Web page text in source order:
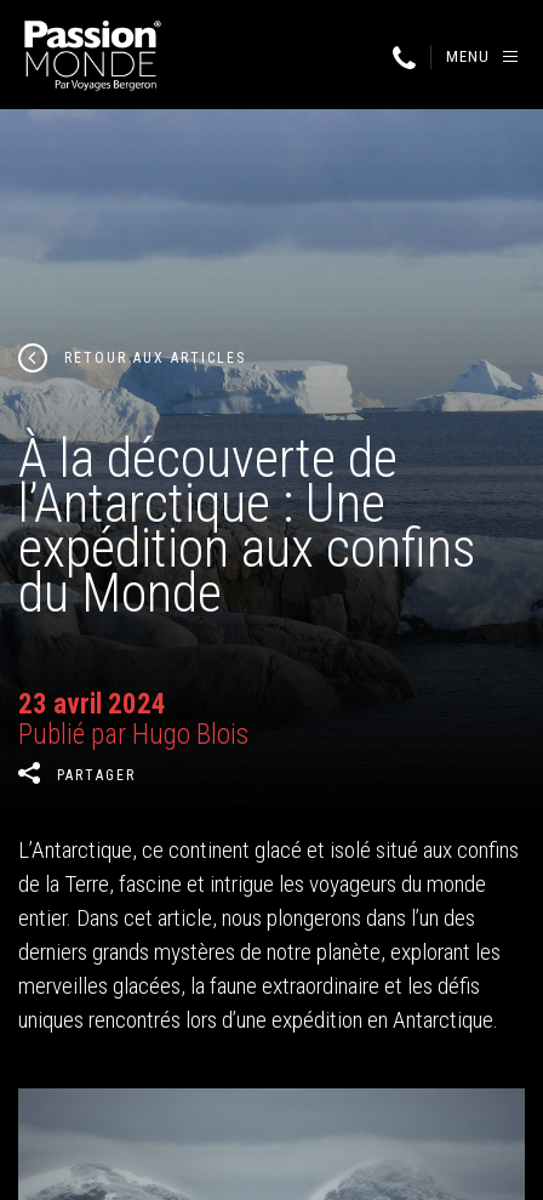
MENU
RETOUR AUX ARTICLES
À la découverte de
l’Antarctique : Une
expédition aux confins
du Monde
23 avril 2024
Publié par Hugo Blois
PARTAGER
L’Antarctique, ce continent glacé et isolé situé aux confins
de la Terre, fascine et intrigue les voyageurs du monde
entier. Dans cet article, nous plongerons dans l’un des
derniers grands mystères de notre planète, explorant les
merveilles glacées, la faune extraordinaire et les défis
uniques rencontrés lors d’une expédition en Antarctique.